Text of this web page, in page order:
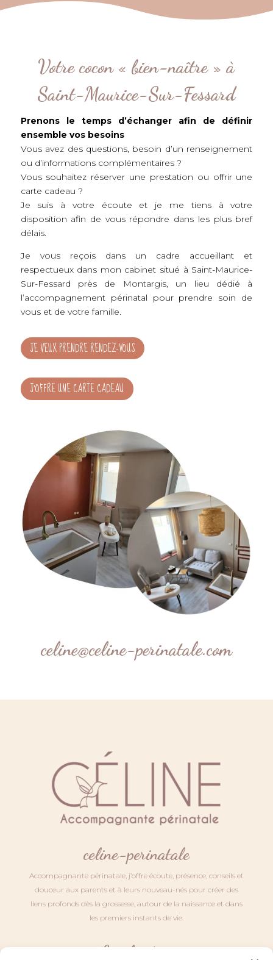
Votre cocon « bien-naître » à
Saint-Maurice-Sur-Fessard
Prenons le temps d’échanger afin de définir
ensemble vos besoins
Vous avez des questions, besoin d’un renseignement
ou d’informations complémentaires ?
Vous souhaitez réserver une prestation ou offrir une
carte cadeau ?
Je suis à votre écoute et je me tiens à votre
disposition afin de vous répondre dans les plus bref
délais.
Je vous reçois dans un cadre accueillant et
respectueux dans mon cabinet situé à Saint-Maurice-
Sur-Fessard près de Montargis, un lieu dédié à
l’accompagnement périnatal pour prendre soin de
vous et de votre famille.
JE VEUX PRENDRE RENDEZ-VOUS
J'OFFRE UNE CARTE CADEAU
celine@celine-perinatale.com
celine-perinatale
Accompagnante périnatale, j’offre écoute, présence, conseils et
douceur aux parents et à leurs nouveau-nés pour créer des
liens profonds dès la grossesse, autour de la naissance et dans
les premiers instants de vie.
Localisation